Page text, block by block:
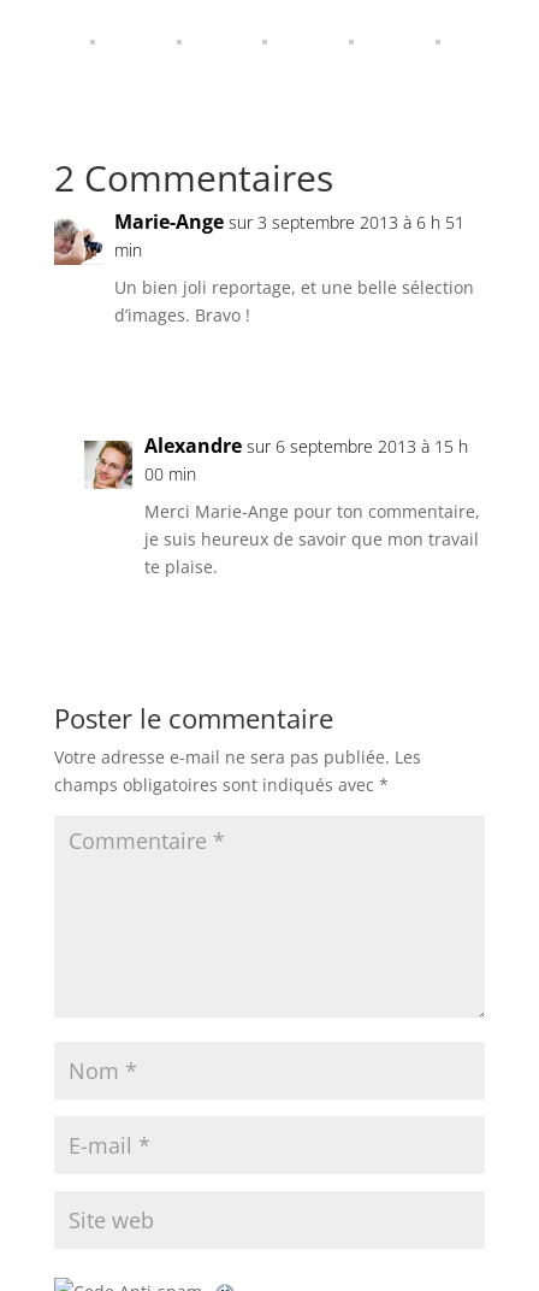
2 Commentaires
Marie-Ange sur 3 septembre 2013 à 6 h 51
min
Un bien joli reportage, et une belle sélection
d’images. Bravo !
Alexandre sur 6 septembre 2013 à 15 h
00 min
Merci Marie-Ange pour ton commentaire,
je suis heureux de savoir que mon travail
te plaise.
Poster le commentaire
Votre adresse e-mail ne sera pas publiée. Les
champs obligatoires sont indiqués avec *